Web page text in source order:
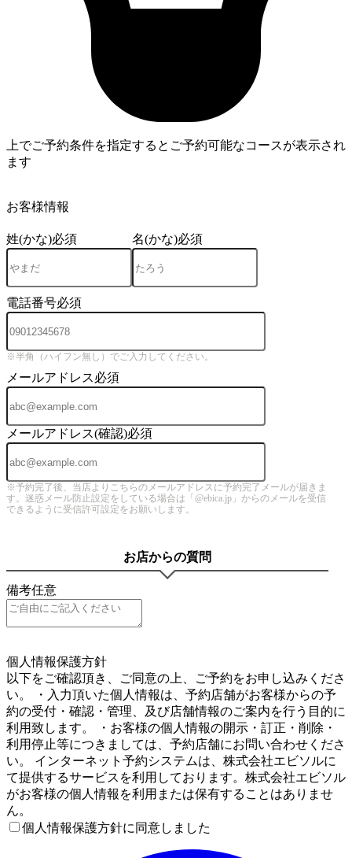
上でご予約条件を指定するとご予約可能なコースが表示され
ます
お客様情報
姓(かな)必須 名(かな)必須
電話番号必須
※半角（ハイフン無し）でご入力してください。
メールアドレス必須
メールアドレス(確認)必須
※予約完了後、当店よりこちらのメールアドレスに予約完了メールが届きま
す。迷惑メール防止設定をしている場合は「@ebica.jp」からのメールを受信
できるように受信許可設定をお願いします。
お店からの質問
備考任意
個人情報保護方針
以下をご確認頂き、ご同意の上、ご予約をお申し込みくださ
い。 ・入力頂いた個人情報は、予約店舗がお客様からの予
約の受付・確認・管理、及び店舗情報のご案内を行う目的に
利用致します。 ・お客様の個人情報の開示・訂正・削除・
利用停止等につきましては、予約店舗にお問い合わせくださ
い。 インターネット予約システムは、株式会社エビソルに
て提供するサービスを利用しております。株式会社エビソル
がお客様の個人情報を利用または保有することはありませ
ん。
個人情報保護方針に同意しました